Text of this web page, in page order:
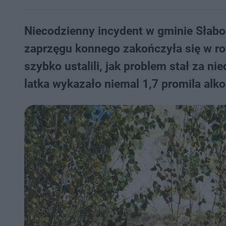
Niecodzienny incydent w gminie
zaprzęgu konnego zakończyła się w
szybko ustalili, jak problem stał za
latka wykazało niemal 1,7 promila